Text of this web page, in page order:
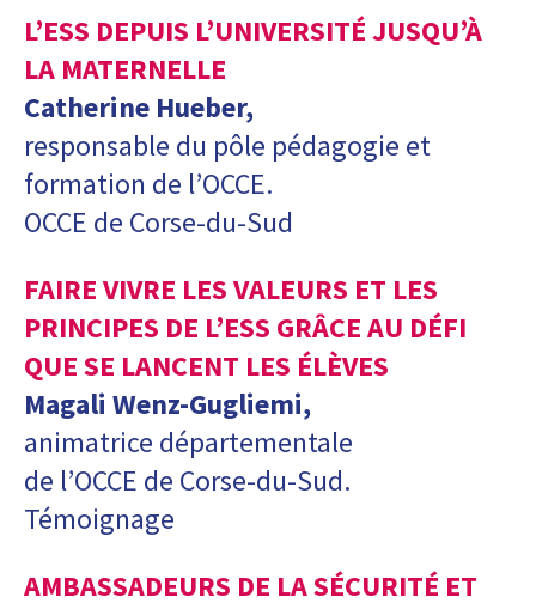
L’ESS DEPUIS L’UNIVERSITÉ JUSQU’À
LA MATERNELLE
Catherine Hueber,
responsable du pôle pédagogie et
formation de l’OCCE.
OCCE de Corse-du-Sud
FAIRE VIVRE LES VALEURS ET LES
PRINCIPES DE L’ESS GRÂCE AU DÉFI
QUE SE LANCENT LES ÉLÈVES
Magali Wenz-Gugliemi,
animatrice départementale
de l’OCCE de Corse-du-Sud.
Témoignage
AMBASSADEURS DE LA SÉCURITÉ ET